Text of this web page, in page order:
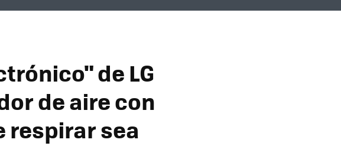
de LG
de aire con
respirar sea